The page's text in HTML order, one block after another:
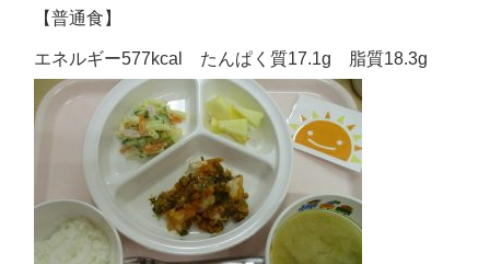
【普通食】
エネルギー577kcal たんぱく質17.1g 脂質18.3g